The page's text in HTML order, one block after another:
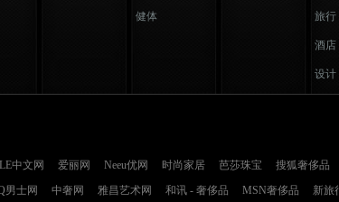
健体 旅行
酒店
设计
中文网 爱丽网 Neeu优网 时尚家居 芭莎珠宝
搜狐奢侈品
男士网 中奢网 雅昌艺术网 和讯 - 奢侈品 MSN奢侈品 新旅